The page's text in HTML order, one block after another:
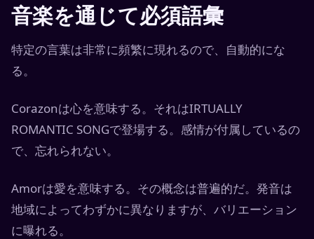
音楽を通じて必須語彙
特定の言葉は非常に頻繁に現れるので、自動的にな
る。
Corazonは心を意味する。それはIRTUALLY
ROMANTIC SONGで登場する。感情が付属しているの
で、忘れられない。
Amorは愛を意味する。その概念は普遍的だ。発音は
地域によってわずかに異なりますが、バリエーション
に曝れる。